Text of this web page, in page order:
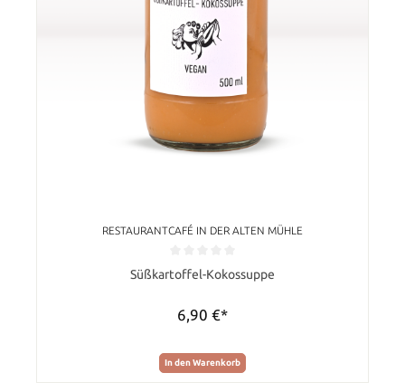
RESTAURANTCAFÉ IN DER ALTEN MÜHLE
Durchschnittliche Bewertung von 0 von 5 Sternen
Süßkartoffel-Kokossuppe
6,90 €*
In den Warenkorb